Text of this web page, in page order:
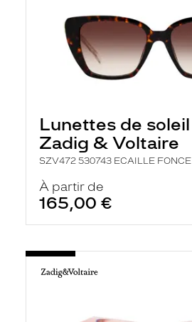
Lunettes de soleil
Zadig & Voltaire
SZV472 530743 ECAILLE FONCE
À partir de
165,00 €